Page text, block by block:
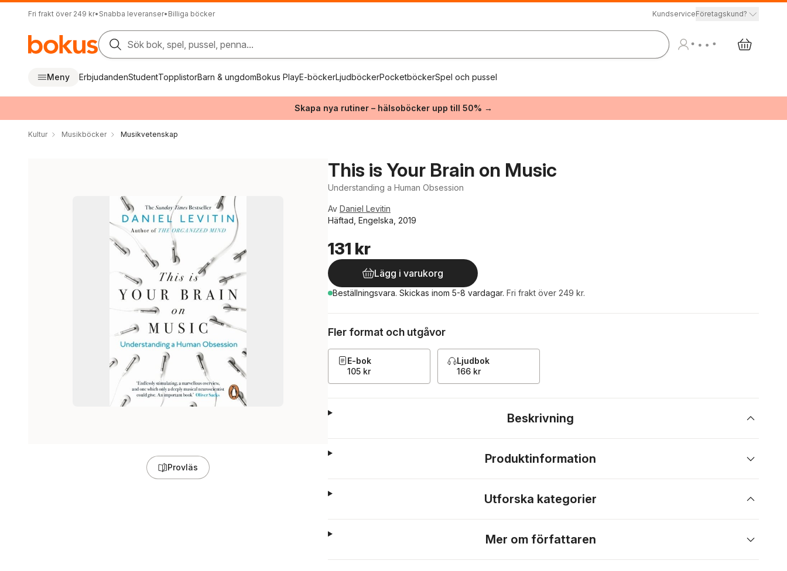
Fri frakt över 249 kr• Snabba leveranser• Billiga böcker KundserviceFöretagskund?
Sök bok, spel, pussel, penna...
Meny ErbjudandenStudentTopplistorBarn & ungdomBokus PlayE-böckerLjudböckerPocketböckerSpel och pussel
Skapa nya rutiner – hälsoböcker upp till 50% →
Kultur Musikböcker Musikvetenskap
Provläs
This is Your Brain on Music
Understanding a Human Obsession
Av Daniel Levitin
Häftad, Engelska, 2019
131 kr
Lägg i varukorg
Beställningsvara. Skickas inom 5-8 vardagar. Fri frakt över 249 kr.
Fler format och utgåvor
E-bok
105 kr
Ljudbok
166 kr
Beskrivning
Produktinformation
Utforska kategorier
Mer om författaren